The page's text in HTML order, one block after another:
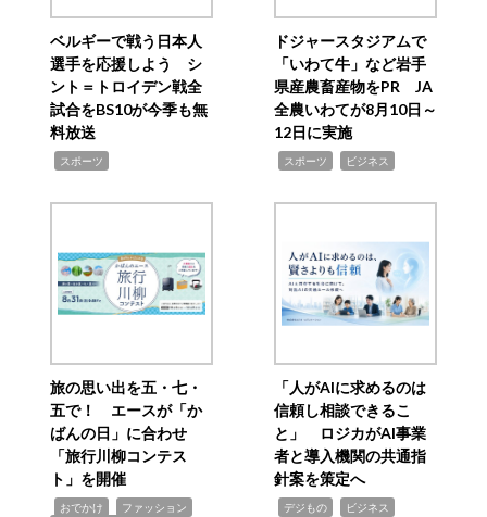
ベルギーで戦う日本人
選手を応援しよう シ
ント＝トロイデン戦全
試合をBS10が今季も無
料放送
スポーツ
ドジャースタジアムで
「いわて牛」など岩手
県産農畜産物をPR JA
全農いわてが8月10日～
12日に実施
スポーツ ビジネス
旅の思い出を五・七・
五で！ エースが「か
ばんの日」に合わせ
「旅行川柳コンテス
ト」を開催
おでかけ ファッション
「人がAIに求めるのは
信頼し相談できるこ
と」 ロジカがAI事業
者と導入機関の共通指
針案を策定へ
デジもの ビジネス